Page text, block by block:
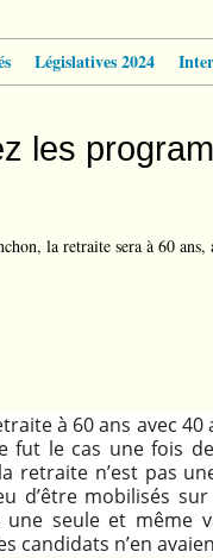
Législatives 2024
les
la retraite sera à 60 ans,
à 60 ans avec
fut le cas une fois
retraite n’est pas
d’être mobilisés
seule et même
candidats n’en